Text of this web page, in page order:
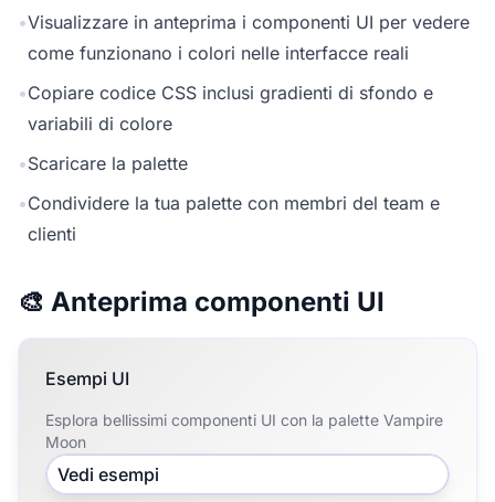
•Visualizzare in anteprima i componenti UI per vedere
come funzionano i colori nelle interfacce reali
•Copiare codice CSS inclusi gradienti di sfondo e
variabili di colore
•Scaricare la palette
•Condividere la tua palette con membri del team e
clienti
🎨 Anteprima componenti UI
Esempi UI
Esplora bellissimi componenti UI con la palette Vampire
Moon
Vedi esempi